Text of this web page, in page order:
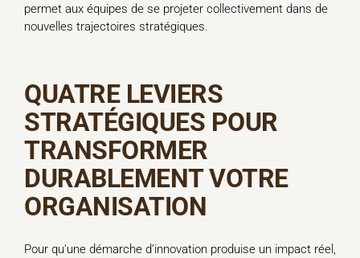
permet aux équipes de se projeter collectivement dans de
nouvelles trajectoires stratégiques.
QUATRE LEVIERS
STRATÉGIQUES POUR
TRANSFORMER
DURABLEMENT VOTRE
ORGANISATION
Pour qu’une démarche d’innovation produise un impact réel,